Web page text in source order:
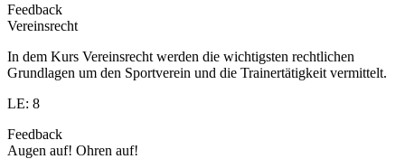
Feedback
Vereinsrecht
In dem Kurs Vereinsrecht werden die wichtigsten rechtlichen
Grundlagen um den Sportverein und die Trainertätigkeit vermittelt.
LE: 8
Feedback
Augen auf! Ohren auf!